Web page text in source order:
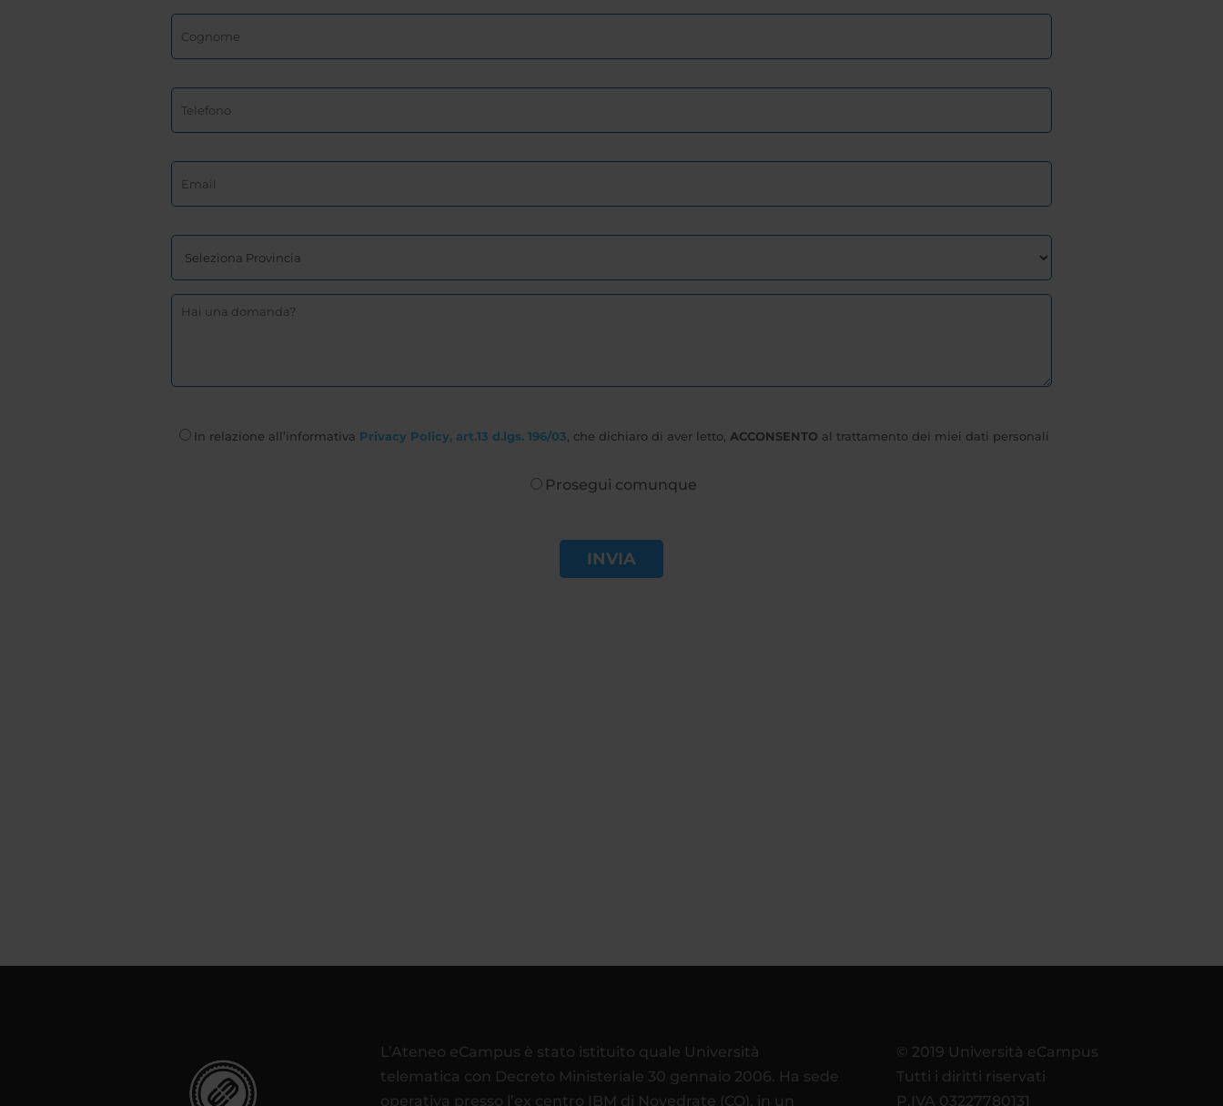
In relazione all’informativa Privacy Policy, art.13 d.lgs. 196/03 , che dichiaro di aver letto, ACCONSENTO al trattamento dei miei dati personali
Prosegui comunque
L’Ateneo eCampus è stato istituito quale Università
telematica con Decreto Ministeriale 30 gennaio 2006. Ha sede
operativa presso l’ex centro IBM di Novedrate (CO), in un
© 2019 Università eCampus
Tutti i diritti riservati
P.IVA 03227780131